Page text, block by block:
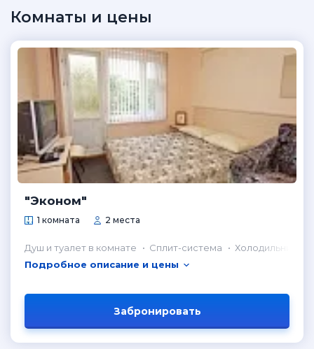
Комнаты и цены
"Эконом"
1 комната 2 места
Душ и туалет в комнате Сплит-система
Холодильник в
Подробное описание и цены
Забронировать